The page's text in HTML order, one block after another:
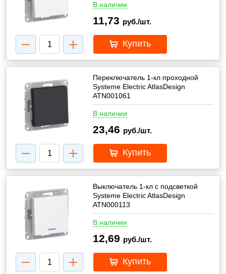
В наличии
11,73 руб./шт.
Купить
Переключатель 1-кл проходной
Systeme Electric AtlasDesign
ATN001061
В наличии
23,46 руб./шт.
Купить
Выключатель 1-кл с подсветкой
Systeme Electric AtlasDesign
ATN000113
В наличии
12,69 руб./шт.
Купить